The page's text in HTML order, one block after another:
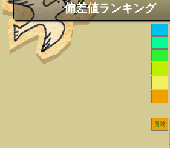
偏差値ランキング
長崎